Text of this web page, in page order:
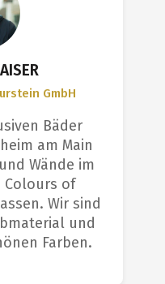
GmbH
Bäder
am Main
Wände im
Colours of
Wir sind
und
Farben.